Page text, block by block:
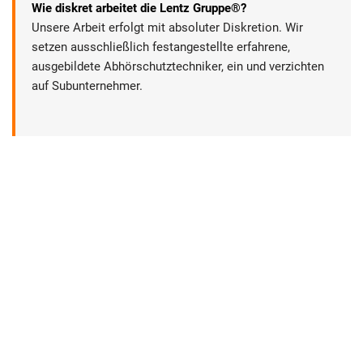
Wie diskret arbeitet die Lentz Gruppe®?
Unsere Arbeit erfolgt mit absoluter Diskretion. Wir
setzen ausschließlich festangestellte erfahrene,
ausgebildete Abhörschutztechniker, ein und verzichten
auf Subunternehmer.